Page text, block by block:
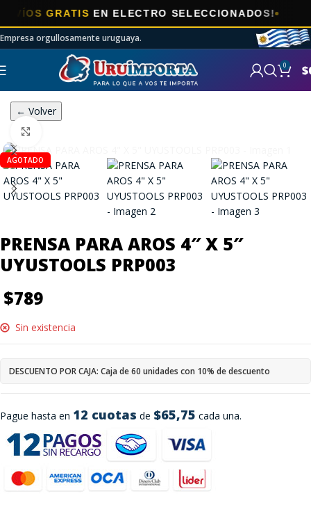
GRATISEN ELECTRO SELECCIONADOS!
Empresa orgullosamente uruguaya.
0 $
← Volver
AGOTADO
PRENSA PARA AROS 4″ X 5″
UYUSTOOLS PRP003
$789
Pague hasta en 12 cuotas de $65,75 cada una.
Sin existencia
DESCUENTO POR CAJA: Caja de 60 unidades con 10% de descuento